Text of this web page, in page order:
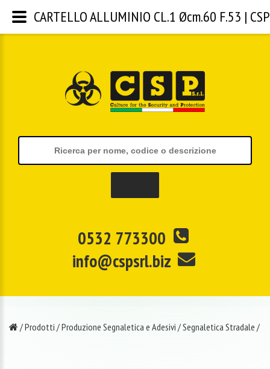
0532 773300
info@cspsrl.biz
/Prodotti /Produzione Segnaletica e Adesivi /Segnaletica Stradale /
CARTELLO ALLUMINIO CL.1 Øcm.60 F.53 |